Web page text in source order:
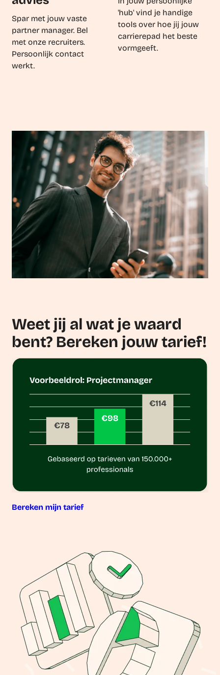
Spar met jouw vaste
partner manager. Bel
met onze recruiters.
Persoonlijk contact
werkt.
'hub' vind je handige
tools over hoe jij jouw
carrierepad het beste
vormgeeft.
Weet jij al wat je waard
bent? Bereken jouw tarief!
Bereken mijn tarief